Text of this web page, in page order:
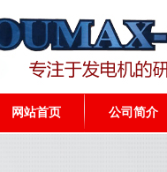
网站首页 公司简介